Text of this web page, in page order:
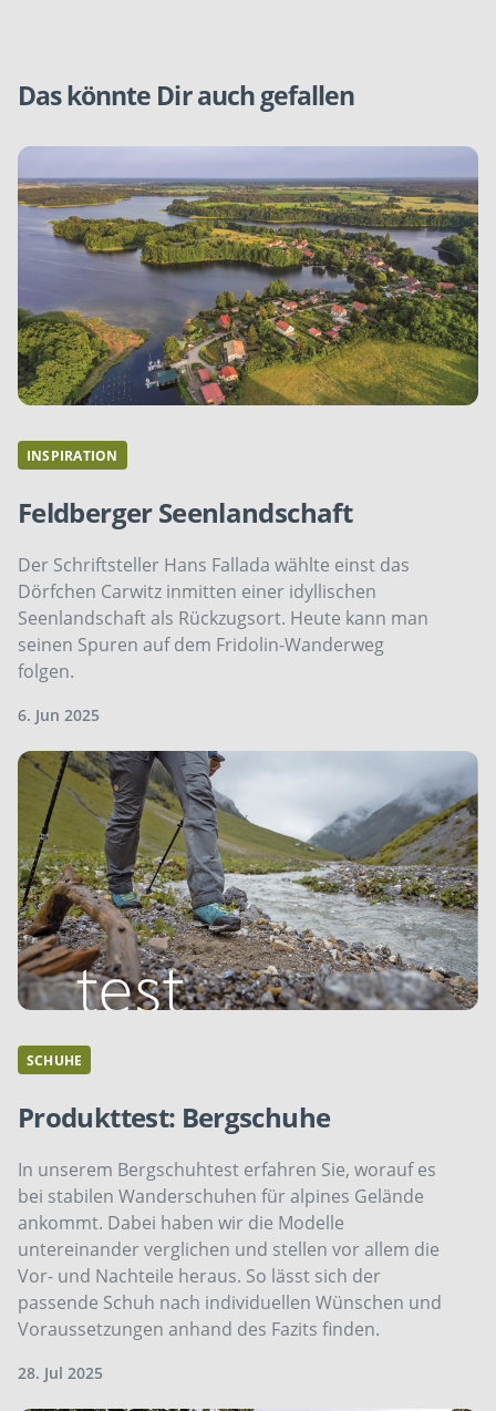
Das könnte Dir auch gefallen
INSPIRATION
Feldberger Seenlandschaft
Der Schriftsteller Hans Fallada wählte einst das
Dörfchen Carwitz inmitten einer idyllischen
Seenlandschaft als Rückzugsort. Heute kann man
seinen Spuren auf dem Fridolin-Wanderweg
folgen.
6. Jun 2025
SCHUHE
Produkttest: Bergschuhe
In unserem Bergschuhtest erfahren Sie, worauf es
bei stabilen Wanderschuhen für alpines Gelände
ankommt. Dabei haben wir die Modelle
untereinander verglichen und stellen vor allem die
Vor- und Nachteile heraus. So lässt sich der
passende Schuh nach individuellen Wünschen und
Voraussetzungen anhand des Fazits finden.
28. Jul 2025